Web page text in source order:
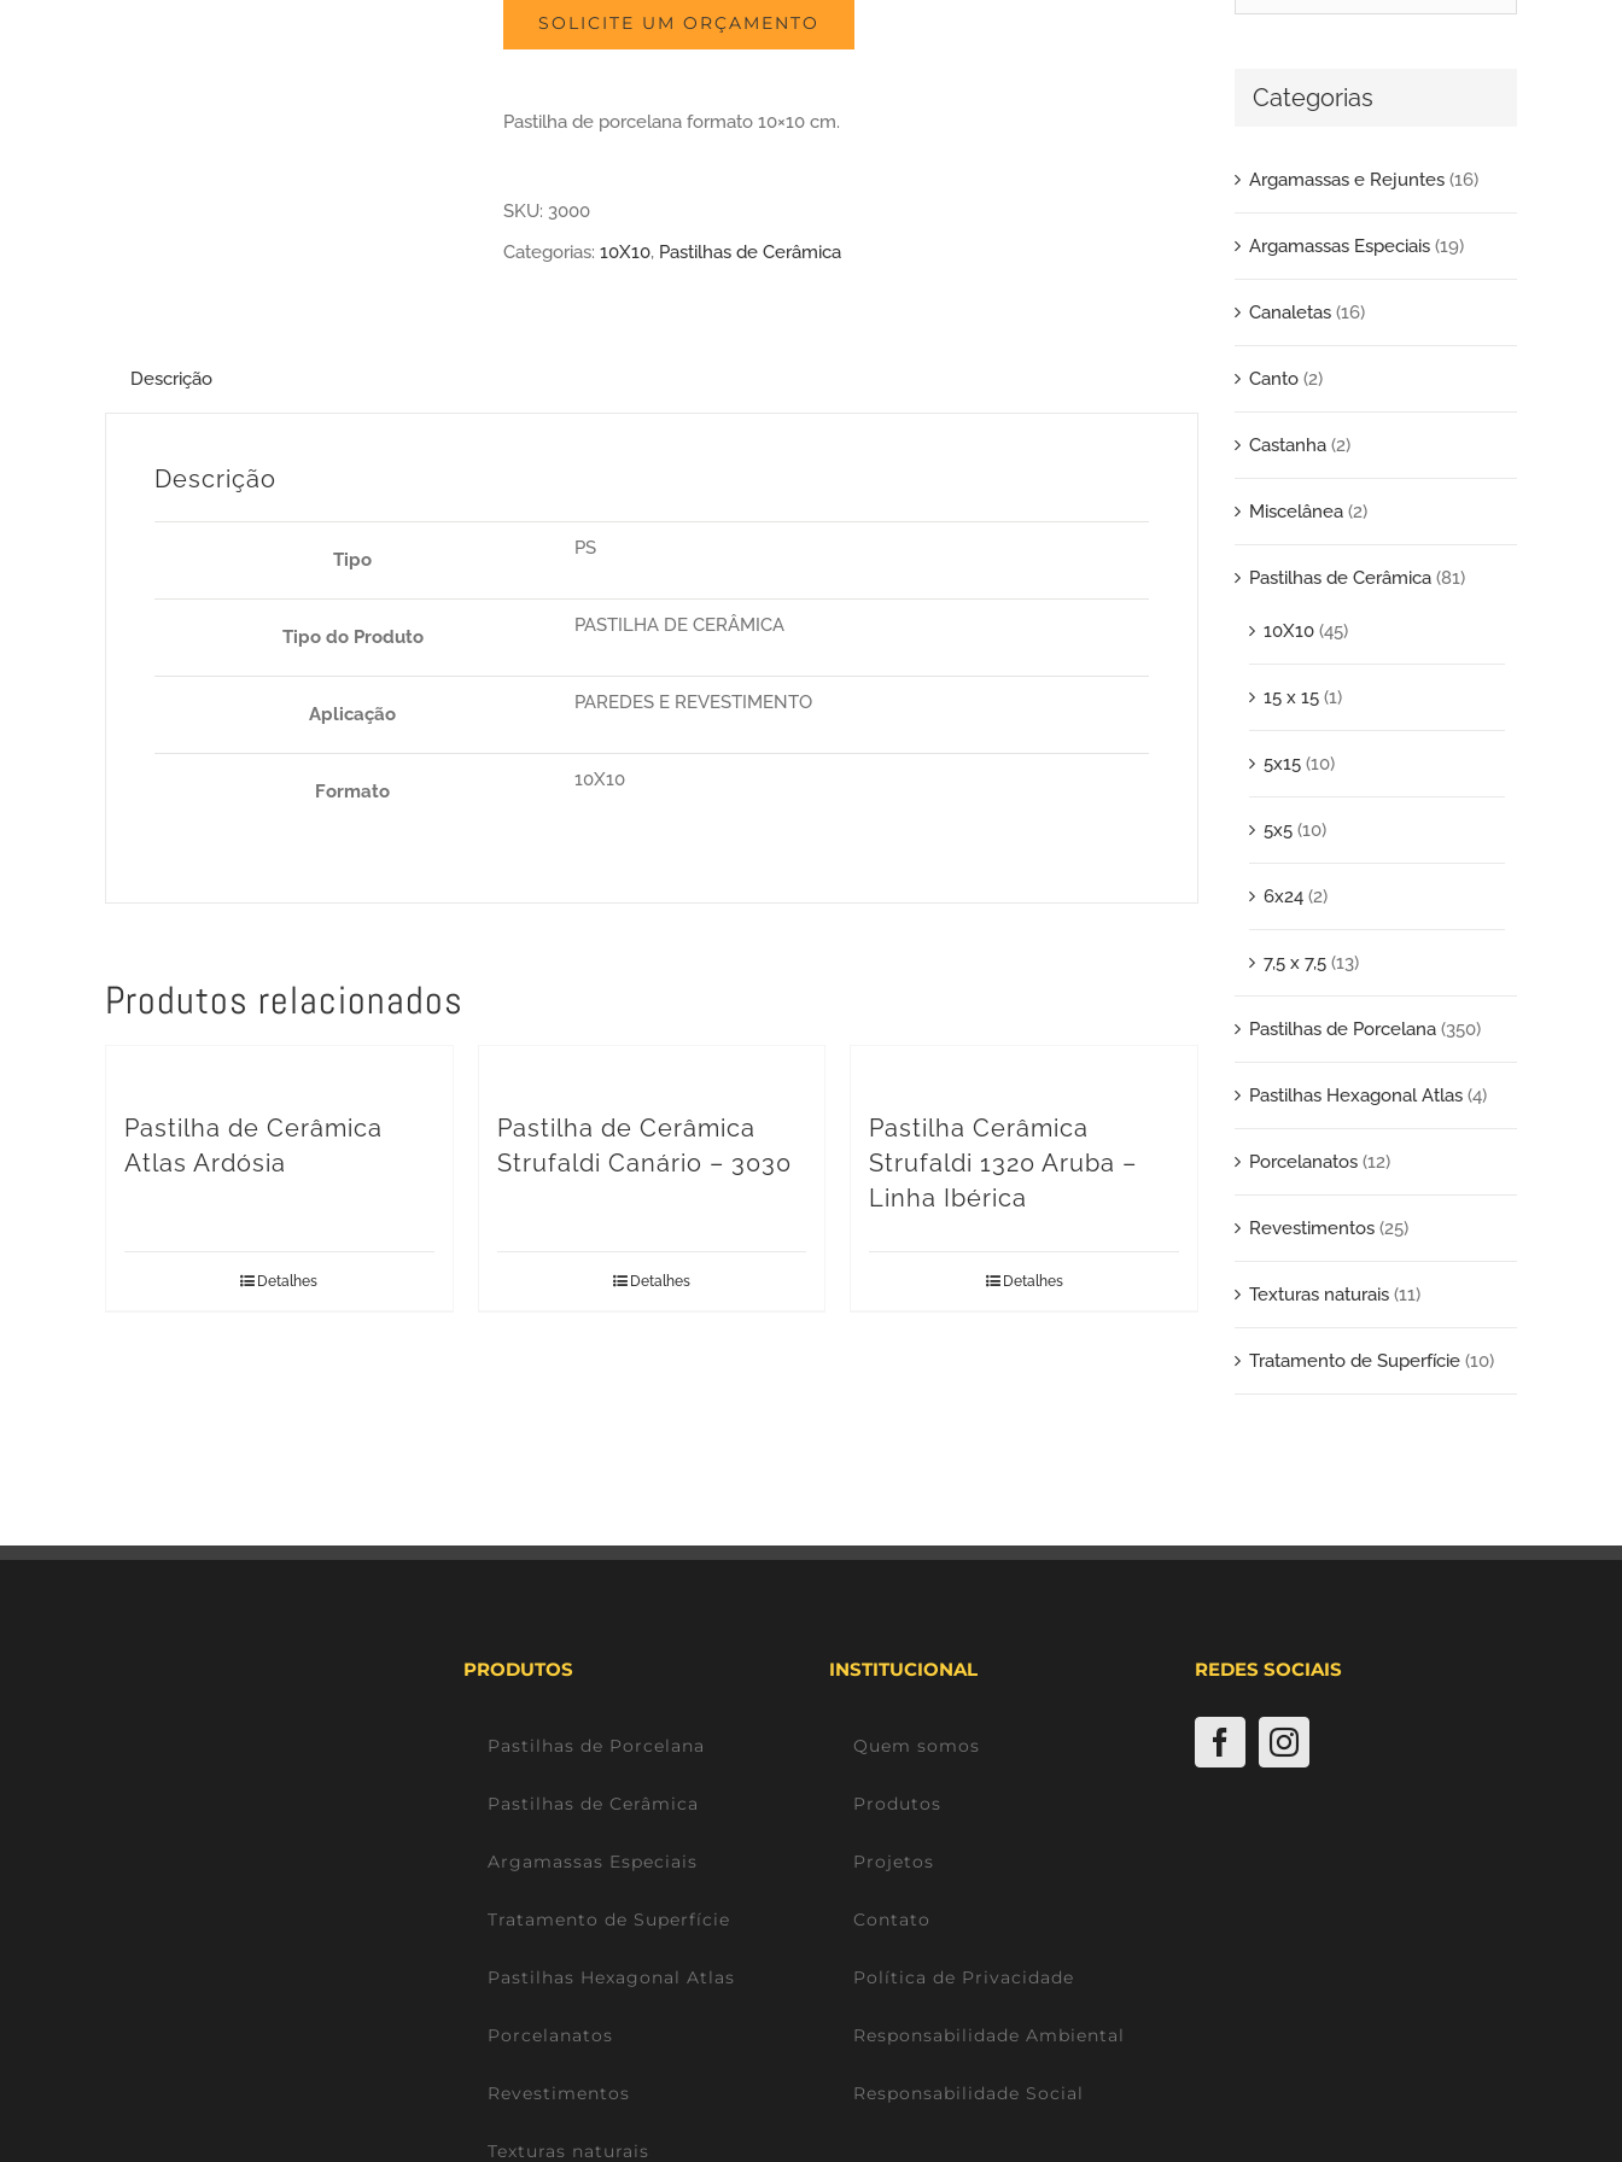
SOLICITE UM ORÇAMENTO
Pastilha de porcelana formato 10×10 cm.
SKU: 3000
Categorias: 10X10, Pastilhas de Cerâmica
Descrição
Descrição
Tipo
PS
Tipo do Produto
PASTILHA DE CERÂMICA
Aplicação
PAREDES E REVESTIMENTO
Formato
10X10
Produtos relacionados
Pastilha de Cerâmica
Atlas Ardósia
Detalhes
Pastilha de Cerâmica
Strufaldi Canário – 3030
Detalhes
Pastilha Cerâmica
Strufaldi 1320 Aruba –
Linha Ibérica
Detalhes
Categorias
Argamassas e Rejuntes (16)
Argamassas Especiais (19)
Canaletas (16)
Canto (2)
Castanha (2)
Miscelânea (2)
Pastilhas de Cerâmica (81)
10X10 (45)
15 x 15 (1)
5x15 (10)
5x5 (10)
6x24 (2)
7,5 x 7,5 (13)
Pastilhas de Porcelana (350)
Pastilhas Hexagonal Atlas (4)
Porcelanatos (12)
Revestimentos (25)
Texturas naturais (11)
Tratamento de Superfície (10)
PRODUTOS
Pastilhas de Porcelana
Pastilhas de Cerâmica
Argamassas Especiais
Tratamento de Superfície
Pastilhas Hexagonal Atlas
Porcelanatos
Revestimentos
Texturas naturais
INSTITUCIONAL
Quem somos
Produtos
Projetos
Contato
Política de Privacidade
Responsabilidade Ambiental
Responsabilidade Social
REDES SOCIAIS